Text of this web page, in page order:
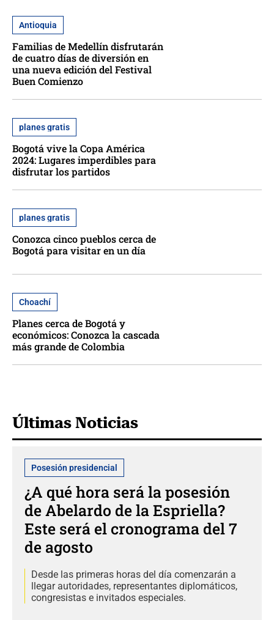
Antioquia
Familias de Medellín disfrutarán
de cuatro días de diversión en
una nueva edición del Festival
Buen Comienzo
planes gratis
Bogotá vive la Copa América
2024: Lugares imperdibles para
disfrutar los partidos
planes gratis
Conozca cinco pueblos cerca de
Bogotá para visitar en un día
Choachí
Planes cerca de Bogotá y
económicos: Conozca la cascada
más grande de Colombia
Últimas Noticias
Posesión presidencial
¿A qué hora será la posesión
de Abelardo de la Espriella?
Este será el cronograma del 7
de agosto
Desde las primeras horas del día comenzarán a
llegar autoridades, representantes diplomáticos,
congresistas e invitados especiales.